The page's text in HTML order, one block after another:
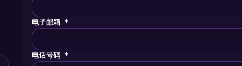
电子邮箱 *
电话号码 *